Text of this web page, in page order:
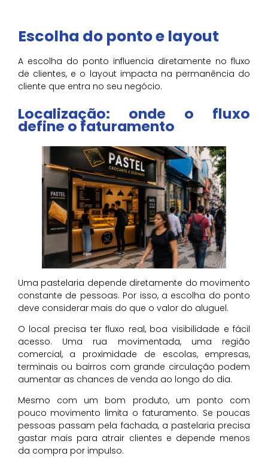
Escolha do ponto e layout
A escolha do ponto influencia diretamente no fluxo
de clientes, e o layout impacta na permanência do
cliente que entra no seu negócio.
Localização: onde o fluxo
define o faturamento
Uma pastelaria depende diretamente do movimento
constante de pessoas. Por isso, a escolha do ponto
deve considerar mais do que o valor do aluguel.
O local precisa ter fluxo real, boa visibilidade e fácil
acesso. Uma rua movimentada, uma região
comercial, a proximidade de escolas, empresas,
terminais ou bairros com grande circulação podem
aumentar as chances de venda ao longo do dia.
Mesmo com um bom produto, um ponto com
pouco movimento limita o faturamento. Se poucas
pessoas passam pela fachada, a pastelaria precisa
gastar mais para atrair clientes e depende menos
da compra por impulso.